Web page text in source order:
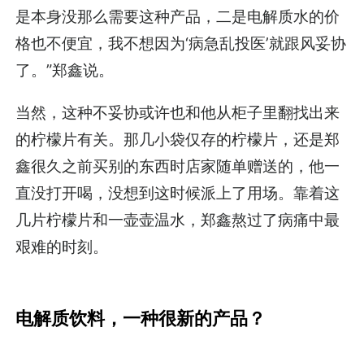
是本身没那么需要这种产品，二是电解质水的价
格也不便宜，我不想因为‘病急乱投医’就跟风妥协
了。”郑鑫说。
当然，这种不妥协或许也和他从柜子里翻找出来
的柠檬片有关。那几小袋仅存的柠檬片，还是郑
鑫很久之前买别的东西时店家随单赠送的，他一
直没打开喝，没想到这时候派上了用场。靠着这
几片柠檬片和一壶壶温水，郑鑫熬过了病痛中最
艰难的时刻。
电解质饮料，一种很新的产品？